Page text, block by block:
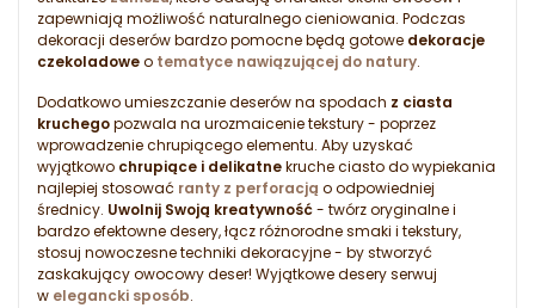
zapewniają możliwość naturalnego cieniowania. Podczas
dekoracji deserów bardzo pomocne będą gotowe dekoracje
czekoladoweo tematyce nawiązującej do natury.
Dodatkowo umieszczanie deserów na spodach z ciasta
kruchegopozwala na urozmaicenie tekstury - poprzez
wprowadzenie chrupiącego elementu. Aby uzyskać
wyjątkowo chrupiące i delikatnekruche ciasto do wypiekania
najlepiej stosować ranty z perforacją o odpowiedniej
średnicy. Uwolnij Swoją kreatywność- twórz oryginalne i
bardzo efektowne desery, łącz różnorodne smaki i tekstury,
stosuj nowoczesne techniki dekoracyjne - by stworzyć
zaskakujący owocowy deser! Wyjątkowe desery serwuj
w elegancki sposób.